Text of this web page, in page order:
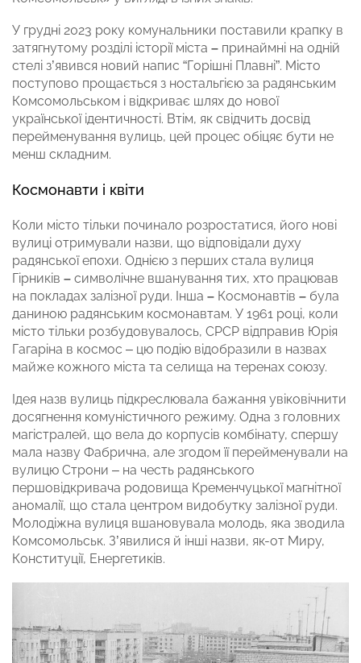
У грудні 2023 року комунальники поставили крапку в
затягнутому розділі історії міста – принаймні на одній
стелі з’явився новий напис “Горішні Плавні”. Місто
поступово прощається з ностальгією за радянським
Комсомольськом і відкриває шлях до нової
української ідентичності. Втім, як свідчить досвід
перейменування вулиць, цей процес обіцяє бути не
менш складним.
Космонавти і квіти
Коли місто тільки починало розростатися, його нові
вулиці отримували назви, що відповідали духу
радянської епохи. Однією з перших стала вулиця
Гірників – символічне вшанування тих, хто працював
на покладах залізної руди. Інша – Космонавтів – була
даниною радянським космонавтам. У 1961 році, коли
місто тільки розбудовувалось, СРСР відправив Юрія
Гагаріна в космос – цю подію відобразили в назвах
майже кожного міста та селища на теренах союзу.
Ідея назв вулиць підкреслювала бажання увіковічнити
досягнення комуністичного режиму. Одна з головних
магістралей, що вела до корпусів комбінату, спершу
мала назву Фабрична, але згодом її перейменували на
вулицю Строни – на честь радянського
першовідкривача родовища Кременчуцької магнітної
аномалії, що стала центром видобутку залізної руди.
Молодіжна вулиця вшановувала молодь, яка зводила
Комсомольськ. З’явилися й інші назви, як-от Миру,
Конституції, Енергетиків.